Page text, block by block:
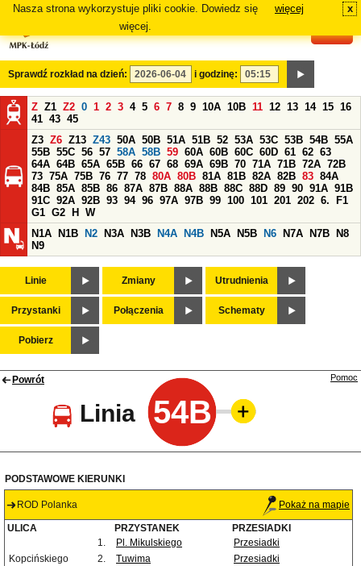
Nasza strona wykorzystuje pliki cookie. Dowiedz się
więcej.
więcej x
Sprawdź rozkład na dzień: i godzinę:
Z Z1 Z2 0 1 2 3 4 5 6 7 8 9 10A 10B 11 12 13 14 15 16
41 43 45
Z3 Z6 Z13 Z43 50A 50B 51A 51B 52 53A 53C 53B 54B 55A
55B 55C 56 57 58A 58B 59 60A 60B 60C 60D 61 62 63
64A 64B 65A 65B 66 67 68 69A 69B 70 71A 71B 72A 72B
73 75A 75B 76 77 78 80A 80B 81A 81B 82A 82B 83 84A
84B 85A 85B 86 87A 87B 88A 88B 88C 88D 89 90 91A 91B
91C 92A 92B 93 94 96 97A 97B 99 100 101 201 202 6.
F1
G1 G2 H
W
N1A
N1B N2 N3A N3B N4A N4B N5A N5B N6 N7A N7B
N8
N9
Linie Zmiany Utrudnienia
Przystanki Połączenia Schematy
Pobierz
Powrót
Linia 54B
Pomoc
PODSTAWOWE KIERUNKI
ROD Polanka Pokaż na mapie
ULICA PRZYSTANEK
PRZESIADKI
1.
Pl. Mikulskiego
Przesiadki
Kopcińskiego
2. Tuwima
Przesiadki